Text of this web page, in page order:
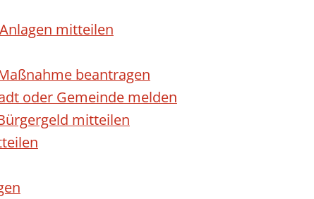
mitteilen
beantragen
oder Gemeinde melden
mitteilen